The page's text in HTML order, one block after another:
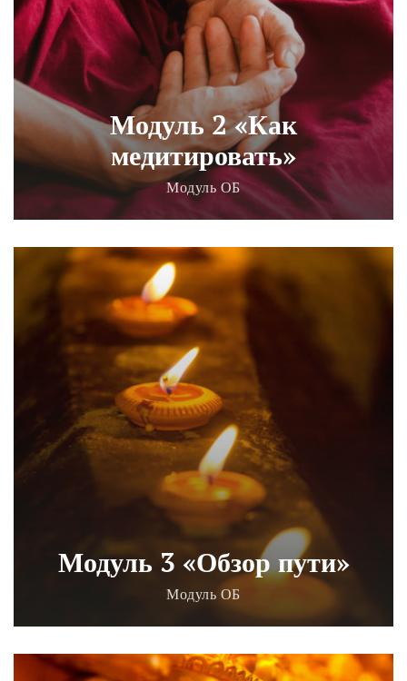
Модуль 2 «Как
медитировать»
Модуль ОБ
Модуль 3 «Обзор пути»
Модуль ОБ